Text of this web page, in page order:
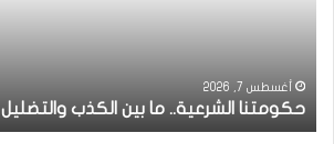
أغسطس 7, 2026
حكومتنا الشرعية.. ما بين الكذب والتضليل